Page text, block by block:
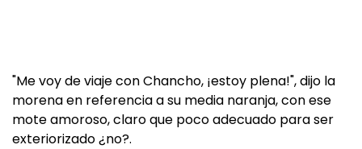
"Me voy de viaje con Chancho, ¡estoy plena!", dijo la
morena en referencia a su media naranja, con ese
mote amoroso, claro que poco adecuado para ser
exteriorizado ¿no?.